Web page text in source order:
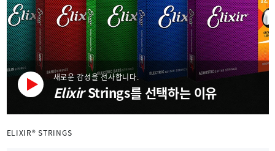
새로운 감성을 선사합니다.
ElixirStrings를 선택하는 이유
ELIXIR® STRINGS